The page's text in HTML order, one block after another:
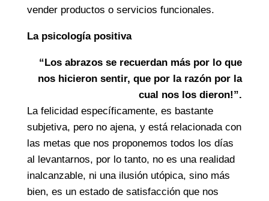
vender productos o servicios funcionales.
La psicología positiva
“Los abrazos se recuerdan más por lo que
nos hicieron sentir, que por la razón por la
cual nos los dieron!”.
La felicidad específicamente, es bastante
subjetiva, pero no ajena, y está relacionada con
las metas que nos proponemos todos los días
al levantarnos, por lo tanto, no es una realidad
inalcanzable, ni una ilusión utópica, sino más
bien, es un estado de satisfacción que nos